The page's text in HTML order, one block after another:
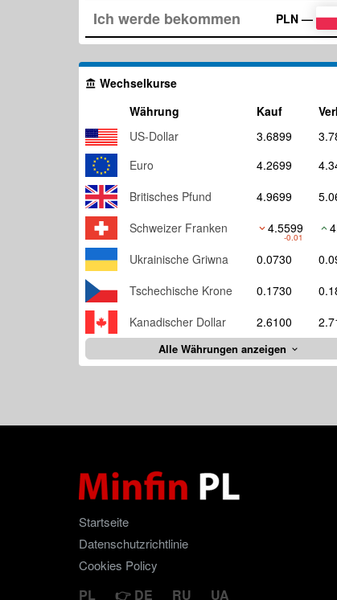
PLN —
Wechselkurse
Währung
Kauf
US-Dollar
3.6899
Euro
4.2699
Britisches Pfund
4.9699
Schweizer Franken
4.5599
-0.01
Ukrainische Griwna 0.0730
Tschechische Krone
0.1730
Kanadischer Dollar
2.6100
Alle Währungen anzeigen
Startseite
Datenschutzrichtlinie
Cookies Policy
PL DE RU UA